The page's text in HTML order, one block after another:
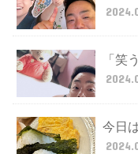
「笑
今日